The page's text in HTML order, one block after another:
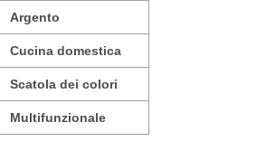
Argento
Cucina domestica
Scatola dei colori
Multifunzionale